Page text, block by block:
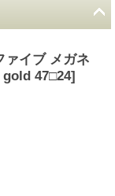
ァイブ メガネ
47□24]